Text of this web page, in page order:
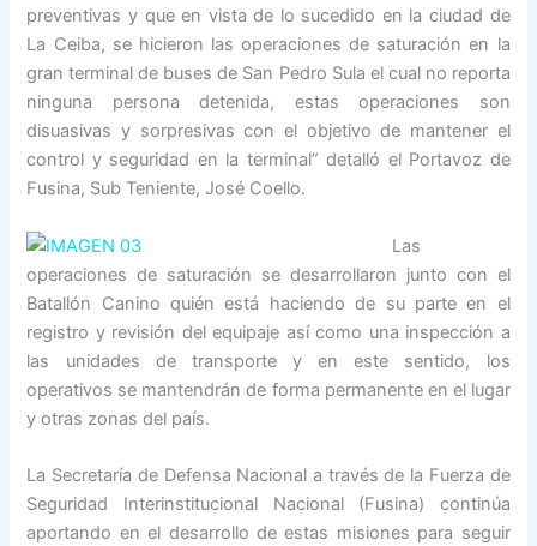
preventivas y que en vista de lo sucedido en la ciudad de
La Ceiba, se hicieron las operaciones de saturación en la
gran terminal de buses de San Pedro Sula el cual no reporta
ninguna persona detenida, estas operaciones son
disuasivas y sorpresivas con el objetivo de mantener el
control y seguridad en la terminal” detalló el Portavoz de
Fusina, Sub Teniente, José Coello.
Las
operaciones de saturación se desarrollaron junto con el
Batallón Canino quién está haciendo de su parte en el
registro y revisión del equipaje así como una inspección a
las unidades de transporte y en este sentido, los
operativos se mantendrán de forma permanente en el lugar
y otras zonas del país.
La Secretaría de Defensa Nacional a través de la Fuerza de
Seguridad Interinstitucional Nacional (Fusina) continúa
aportando en el desarrollo de estas misiones para seguir